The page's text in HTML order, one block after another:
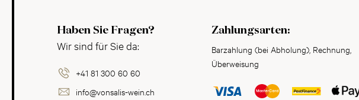
Haben Sie Fragen?
Wir sind für Sie da:
+41 81 300 60 60
info@vonsalis-wein.ch
Zahlungsarten:
Barzahlung (bei Abholung), Rechnung,
Überweisung